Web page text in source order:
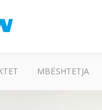
MBËSHTETJA